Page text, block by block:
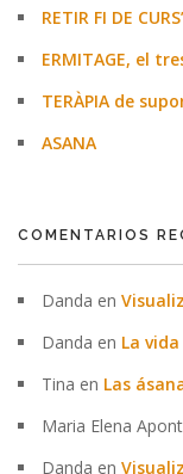
RETIR FI DE
ERMITAGE, el
TERÀPIA de
ASANA
COMENTARIOS
Danda en
Danda en La
Tina en Las
Maria Elena
Danda en